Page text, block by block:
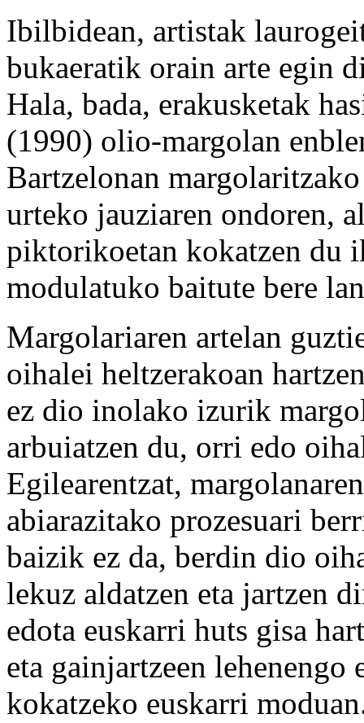
Ibilbidean, artistak
bukaeratik orain arte egin
Hala, bada, erakusketak
(1990) olio-margolan
Bartzelonan
urteko jauziaren ondoren,
piktorikoetan kokatzen du
modulatuko baitute bere
Margolariaren artelan
oihalei heltzerakoan
ez dio inolako izurik
arbuiatzen du, orri edo
Egilearentzat,
abiarazitako prozesuari
baizik ez da, berdin dio
lekuz aldatzen eta jartzen
edota euskarri huts gisa
eta gainjartzeen lehenengo
kokatzeko euskarri